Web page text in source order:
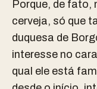
Porque, de fato,
cerveja, só que
duquesa de
interesse no
qual ele está